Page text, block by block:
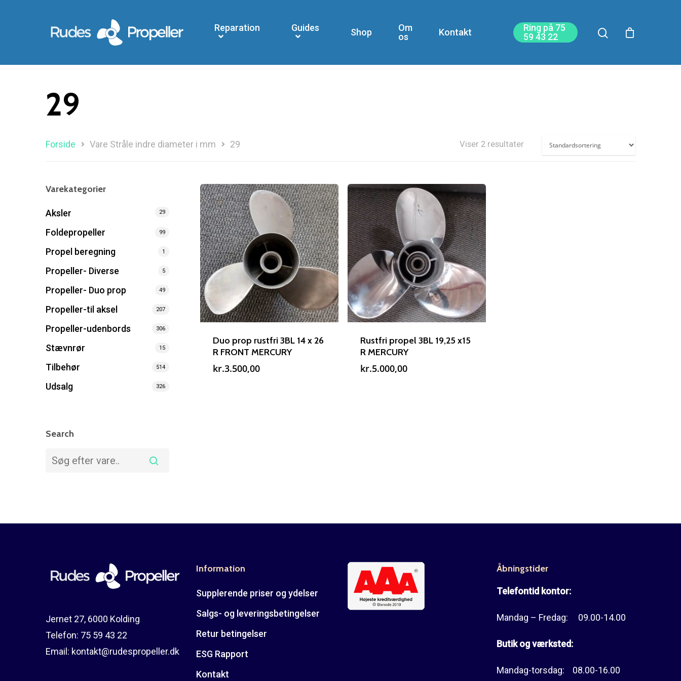
Reparation Guides Shop
Om
os
Kontakt
Ring på 75
59 43 22
29
Viser 2 resultater
Forside Vare Stråle indre diameter i mm 29
Varekategorier
Aksler 29
Foldepropeller 99
Propel beregning 1
Propeller- Diverse 5
Propeller- Duo prop 49
Propeller-til aksel 207
Propeller-udenbords 306
Stævnrør 15
Tilbehør 514
Udsalg 326
Search
Duo prop rustfri 3BL 14 x 26
R FRONT MERCURY
kr.3.500,00
Rustfri propel 3BL 19,25 x15
R MERCURY
kr.5.000,00
Jernet 27, 6000 Kolding
Telefon: 75 59 43 22
Email: kontakt@rudespropeller.dk
Information
Supplerende priser og ydelser
Salgs- og leveringsbetingelser
Retur betingelser
ESG Rapport
Kontakt
Åbningstider
Telefontid kontor:
Mandag – Fredag: 09.00-14.00
Butik og værksted:
Mandag-torsdag: 08.00-16.00